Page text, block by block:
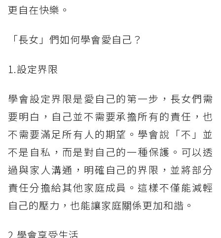
更自在快樂。
「長女」們如何學會愛自己？
1.設定界限
學會設定界限是愛自己的第一步，長女們需
要明白，自己並不需要承擔所有的責任，也
不需要滿足所有人的期望。學會說「不」並
不是自私，而是對自己的一種保護。可以透
過與家人溝通，明確自己的界限，並將部分
責任分擔給其他家庭成員。這樣不僅能減輕
自己的壓力，也能讓家庭關係更加和諧。
2.學會享受生活